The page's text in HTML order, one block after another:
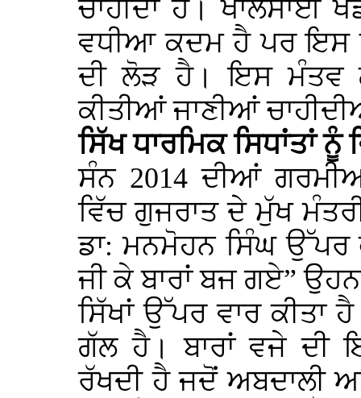
ਚਾਹੀਦਾ ਹੈ। ਖਾਲਸਾਈ
ਵਧੀਆ ਕਦਮ ਹੈ ਪਰ ਇਸ
ਦੀ ਲੋੜ ਹੈ। ਇਸ ਮੰਤਵ
ਕੀਤੀਆਂ ਜਾਣੀਆਂ
ਸਿੱਖ ਧਾਰਮਿਕ ਸਿਧਾਂਤਾਂ
ਸੰਨ 2014 ਦੀਆਂ
ਵਿੱਚ ਗੁਜਰਾਤ ਦੇ ਮੁੱਖ
ਡਾ: ਮਨਮੋਹਨ ਸਿੰਘ ਉੱਪਰ
ਜੀ ਕੇ ਬਾਰਾਂ ਬਜ ਗਏ”
ਸਿੱਖਾਂ ਉੱਪਰ ਵਾਰ
ਗੱਲ ਹੈ। ਬਾਰਾਂ ਵਜੇ ਦੀ
ਰੱਖਦੀ ਹੈ ਜਦੋਂ ਅਬਦਾਲੀ